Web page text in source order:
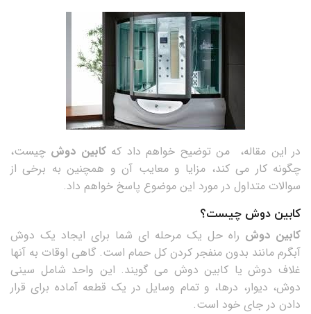
در این مقاله، من توضیح خواهم داد کهکابین دوش چیست،
چگونه کار می کند، مزایا و معایب آن و همچنین به برخی از
سوالات متداول در مورد این موضوع پاسخ خواهم داد.
کابین دوش چیست؟
کابین دوش راه حل یک مرحله ای شما برای ایجاد یک دوش
آبگرم مانند بدون منفجر کردن کل حمام است. گاهی اوقات به آنها
غلاف دوش یا کابین دوش می گویند. این واحد شامل سینی
دوش، دیوار، درها، و تمام وسایل در یک قطعه آماده برای قرار
دادن در جای خود است.